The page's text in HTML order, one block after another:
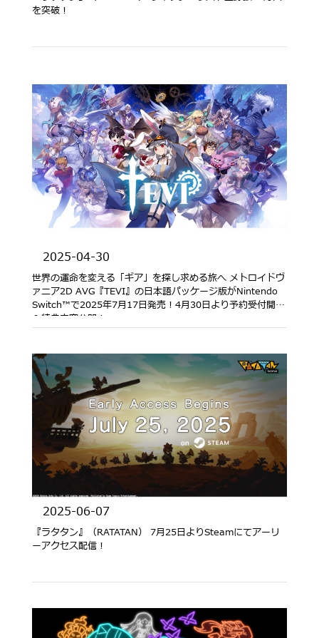
を突破！
2025-04-30
世界の運命を変える「ギア」を探し求める旅へ メトロイドヴ
ァニア2D AVG『TEVI』の日本語パッケージ版がNintendo
Switch™で2025年7月17日発売！4月30日より予約受付開始
＆特典内容公開！
2025-06-07
『ラタタン』（RATATAN） 7月25日よりSteamにてアーリ
ーアクセス配信！